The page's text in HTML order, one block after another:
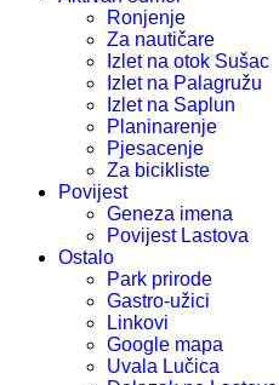
Ronjenje
Za nautičare
Izlet na otok Sušac
Izlet na Palagružu
Izlet na Saplun
Planinarenje
Pjesacenje
Za bicikliste
Povijest
Geneza imena
Povijest Lastova
Ostalo
Park prirode
Gastro-užici
Linkovi
Google mapa
Uvala Lučica